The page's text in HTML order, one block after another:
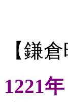
【鎌
1221